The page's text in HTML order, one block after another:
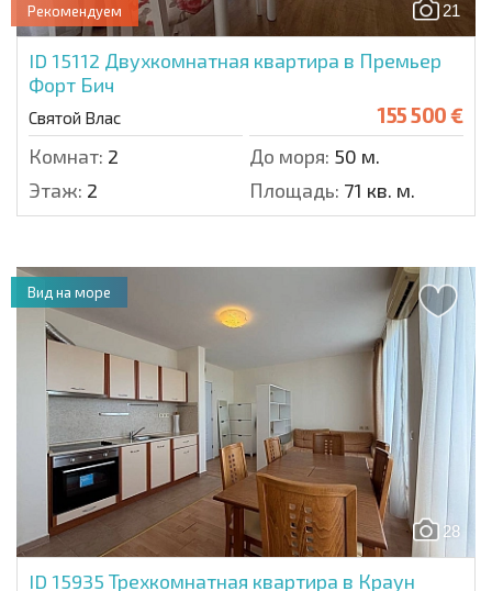
21
Рекомендуем
ID 15112 Двухкомнатная квартира в Премьер
Форт Бич
Святой Влас 155 500 €
Комнат: 2 До моря: 50 м.
Этаж: 2 Площадь: 71 кв. м.
28
ID 15935 Трехкомнатная квартира в Краун
Вид на море